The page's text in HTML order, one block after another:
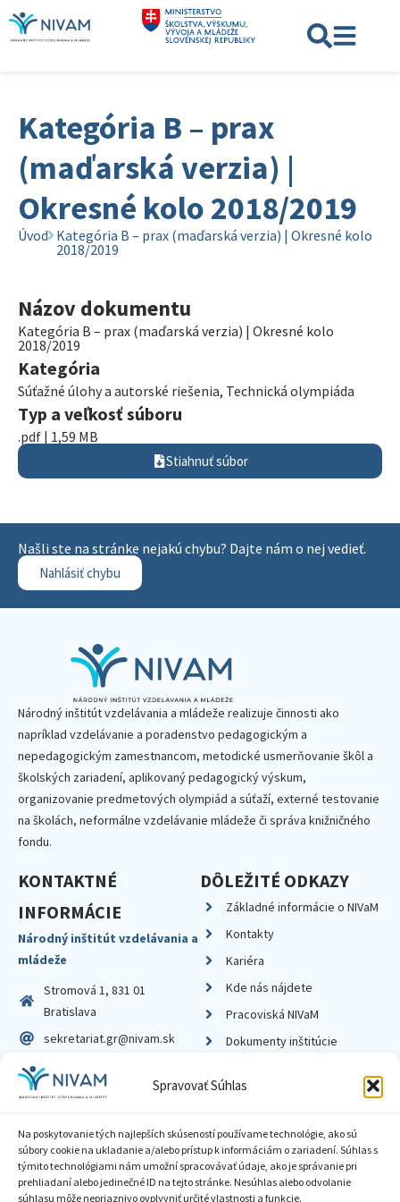
Spravovať Súhlas
Na poskytovanie tých najlepších skúseností používame technológie, ako sú
súbory cookie na ukladanie a/alebo prístup k informáciám o zariadení. Súhlas s
týmito technológiami nám umožní spracovávať údaje, ako je správanie pri
prehliadaní alebo jedinečné ID na tejto stránke. Nesúhlas alebo odvolanie
súhlasu môže nepriaznivo ovplyvniť určité vlastnosti a funkcie.
Kategória B – prax
(maďarská verzia) |
Okresné kolo 2018/2019
Úvod Kategória B – prax (maďarská verzia) | Okresné kolo
2018/2019
Názov dokumentu
Kategória B – prax (maďarská verzia) | Okresné kolo
2018/2019
Kategória
Súťažné úlohy a autorské riešenia, Technická olympiáda
Typ a veľkosť súboru
.pdf | 1,59 MB
Stiahnuť súbor
Našli ste na stránke nejakú chybu? Dajte nám o nej vedieť.
Nahlásiť chybu
Národný inštitút vzdelávania a mládeže realizuje činnosti ako
napríklad vzdelávanie a poradenstvo pedagogickým a
nepedagogickým zamestnancom, metodické usmerňovanie škôl a
školských zariadení, aplikovaný pedagogický výskum,
organizovanie predmetových olympiád a súťaží, externé testovanie
na školách, neformálne vzdelávanie mládeže či správa knižničného
fondu.
KONTAKTNÉ
INFORMÁCIE
Národný inštitút vzdelávania a
mládeže
Stromová 1, 831 01
Bratislava
sekretariat.gr@nivam.sk
IČO: 00164348
DIČ: 2020798714
DÔLEŽITÉ ODKAZY
Základné informácie o NIVaM
Kontakty
Kariéra
Kde nás nájdete
Pracoviská NIVaM
Dokumenty inštitúcie
Zásady ochrany súkromia